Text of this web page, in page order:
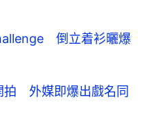
倒立着衫曬爆
拍 外媒即爆出戲名同